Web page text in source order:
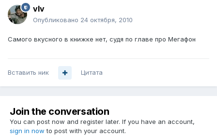
vIv
Опубликовано 24 октября, 2010
Самого вкусного в книжке нет, судя по главе про Мегафон
Вставить ник Цитата
Join the conversation
You can post now and register later. If you have an account,
sign in now to post with your account.